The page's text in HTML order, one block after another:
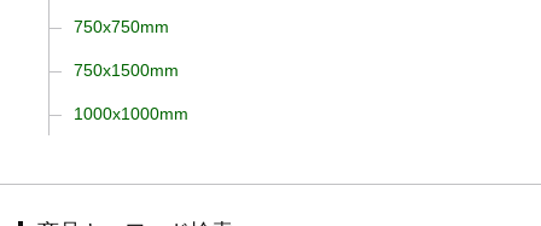
750x750mm
750x1500mm
1000x1000mm